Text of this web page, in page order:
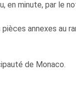
minute, par le
annexes au
de Monaco.